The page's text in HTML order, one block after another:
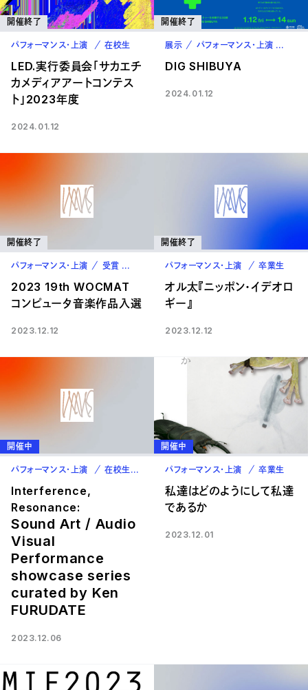
開催終了
パフォーマンス・上演 在校生
LED.実行委員会「サカエチ
カメディアアートコンテス
ト」2023年度
2024.01.12
開催終了
展示 パフォーマンス・上演
DIG SHIBUYA
2024.01.12
開催終了
パフォーマンス・上演 受賞
2023 19th WOCMAT
コンピュータ音楽作品入選
2023.12.12
開催終了
パフォーマンス・上演 卒業生
オル太『ニッポン・イデオロ
ギー』
2023.12.12
開催中
パフォーマンス・上演 在校生 卒業生
Interference,
Resonance:
Sound Art / Audio
Visual
Performance
showcase series
curated by Ken
FURUDATE
2023.12.06
開催中
パフォーマンス・上演 卒業生
私達はどのようにして私達
であるか
2023.12.01